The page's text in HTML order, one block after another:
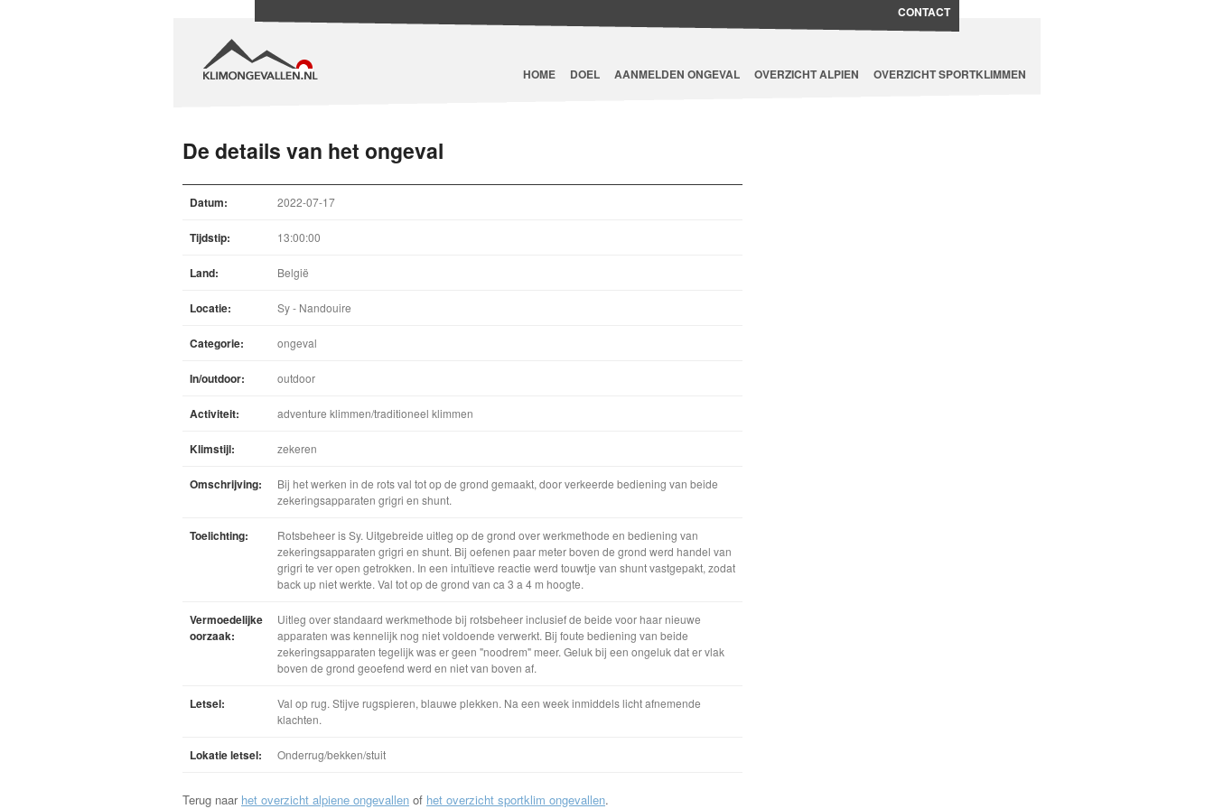
HOME DOEL AANMELDEN ONGEVAL OVERZICHT ALPIEN OVERZICHT SPORTKLIMMEN
CONTACT
De details van het ongeval
Datum: 2022-07-17
Tijdstip: 13:00:00
Land: België
Locatie: Sy - Nandouire
Categorie: ongeval
In/outdoor: outdoor
Activiteit: adventure klimmen/traditioneel klimmen
Klimstijl: zekeren
Omschrijving:
Bij het werken in de rots val tot op de grond gemaakt, door verkeerde bediening van beide
zekeringsapparaten grigri en shunt.
Toelichting:
Rotsbeheer is Sy. Uitgebreide uitleg op de grond over werkmethode en bediening van
zekeringsapparaten grigri en shunt. Bij oefenen paar meter boven de grond werd handel van
grigri te ver open getrokken. In een intuïtieve reactie werd touwtje van shunt vastgepakt, zodat
back up niet werkte. Val tot op de grond van ca 3 a 4 m hoogte.
Vermoedelijke
oorzaak:
Uitleg over standaard werkmethode bij rotsbeheer inclusief de beide voor haar nieuwe
apparaten was kennelijk nog niet voldoende verwerkt. Bij foute bediening van beide
zekeringsapparaten tegelijk was er geen "noodrem" meer. Geluk bij een ongeluk dat er vlak
boven de grond geoefend werd en niet van boven af.
Letsel:
Val op rug. Stijve rugspieren, blauwe plekken. Na een week inmiddels licht afnemende
klachten.
Lokatie letsel: Onderrug/bekken/stuit
Terug naar het overzicht alpiene ongevallen of het overzicht sportklim ongevallen.